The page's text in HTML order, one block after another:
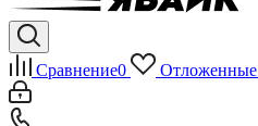
Сравнение0 Отложенные